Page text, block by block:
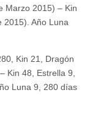
Marzo 2015) – Kin
2015). Año Luna
Kin 21, Dragón
Kin 48, Estrella 9,
Luna 9, 280 días